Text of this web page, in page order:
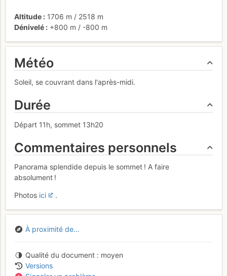
Altitude 1706 m / 2518 m
Dénivelé
+800 m / -800 m
Météo
Soleil, se couvrant dans l'après-midi.
Durée
Départ 11h, sommet 13h20
Commentaires personnels
Panorama splendide depuis le sommet ! A faire
absolument !
Photos ici .
À proximité de...
Qualité du document
moyen
Versions